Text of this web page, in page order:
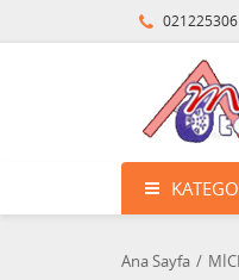
Ana Sayfa